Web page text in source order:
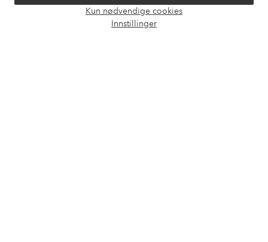
Kun nødvendige cookies
Innstillinger